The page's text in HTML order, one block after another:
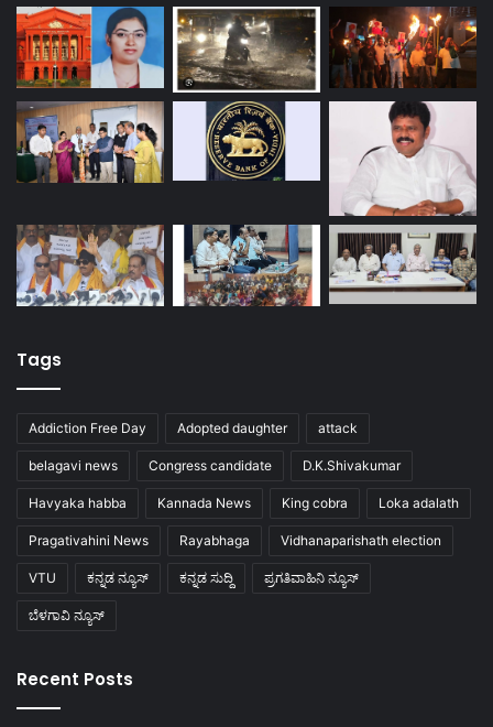
Tags
Addiction Free Day Adopted daughter attack
belagavi news Congress candidate D.K.Shivakumar
Havyaka habba Kannada News King cobra Loka adalath
Pragativahini News Rayabhaga Vidhanaparishath election
VTU ಕನ್ನಡ ನ್ಯೂಸ್ ಕನ್ನಡ ಸುದ್ದಿ ಪ್ರಗತಿವಾಹಿನಿ ನ್ಯೂಸ್
ಬೆಳಗಾವಿ ನ್ಯೂಸ್
Recent Posts